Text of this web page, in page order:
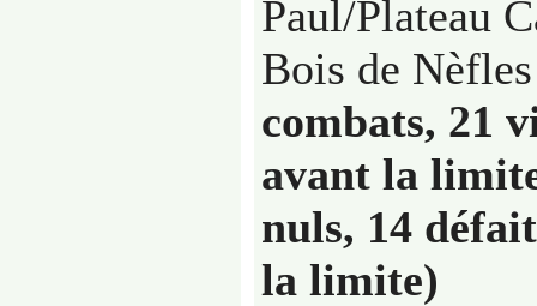
Paul/Plateau
Bois de
combats, 21
avant la
nuls, 14
la limite)